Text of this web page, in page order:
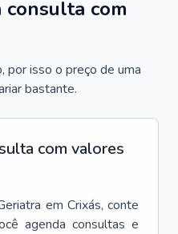
consulta com
por isso o preço de uma
bastante.
com valores
em Crixás, conte
agenda consultas e